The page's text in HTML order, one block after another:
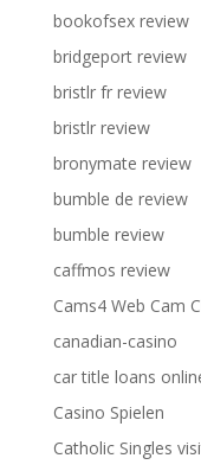
bookofsex review
bridgeport review
bristlr fr review
bristlr review
bronymate review
bumble de review
bumble review
caffmos review
Cams4 Web Cam
canadian-casino
car title loans
Casino Spielen
Catholic Singles